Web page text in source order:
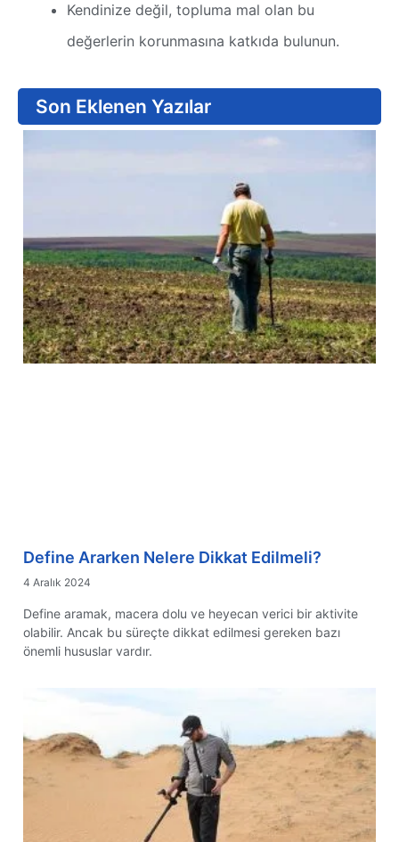
Kendinize değil, topluma mal olan bu
değerlerin korunmasına katkıda bulunun.
Son Eklenen Yazılar
Define Ararken Nelere Dikkat Edilmeli?
4 Aralık 2024
Define aramak, macera dolu ve heyecan verici bir aktivite
olabilir. Ancak bu süreçte dikkat edilmesi gereken bazı
önemli hususlar vardır.